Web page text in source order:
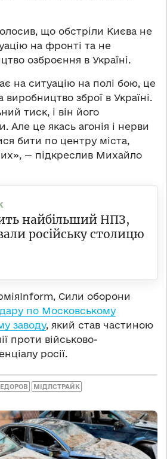
що обстріли Києва не
на фронті та не
озброєння в Україні.
на ситуацію на полі бою, це
виробництво зброї в Україні.
тиск, і він його
Але це якась агонія і нерви
бити по центру міста,
— підкреслив Михайло
найбільший НПЗ,
російську столицю
Сили оборони
дару по Московському
заводу, який став частиною
проти військово-
росії.
МІДЛСТРАЙК